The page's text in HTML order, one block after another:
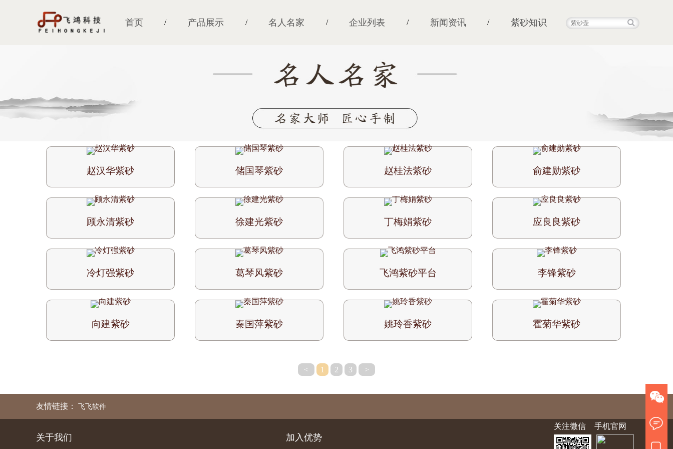
首页 / 产品展示 / 名人名家 / 企业列表 / 新闻资讯 / 紫砂知识
赵汉华紫砂 储国琴紫砂 赵桂法紫砂 俞建勋紫砂
顾永清紫砂 徐建光紫砂 丁梅娟紫砂 应良良紫砂
冷灯强紫砂 葛琴风紫砂 飞鸿紫砂平台 李锋紫砂
向建紫砂 秦国萍紫砂 姚玲香紫砂 霍菊华紫砂
< 1 2 3 >
友情链接： 飞飞软件
关于我们 加入优势
关注微信 手机官网